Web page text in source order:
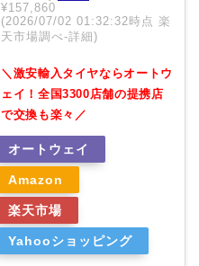
¥157,860
(2026/07/02 01:32:32時点 楽
天市場調べ-詳細)
＼激安輸入タイヤならオートウ
ェイ！全国3300店舗の提携店
で交換も楽々／
オートウェイ
Amazon
楽天市場
Yahooショッピング